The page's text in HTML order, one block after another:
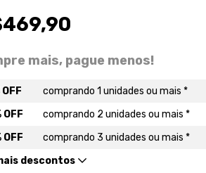
mais, pague menos!
comprando 1 unidades ou mais *
OFF
comprando 2 unidades ou mais *
OFF
comprando 3 unidades ou mais *
descontos